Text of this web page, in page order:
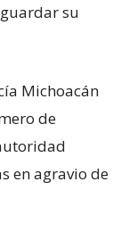
su
Michoacán
de
en agravio de